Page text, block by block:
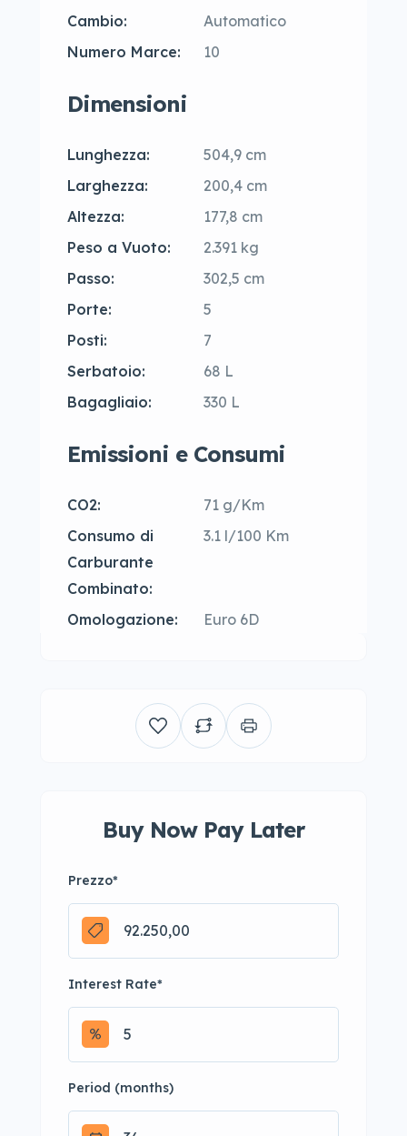
Cambio:
Automatico
Numero Marce:
10
Dimensioni
Lunghezza:
504,9 cm
Larghezza:
200,4 cm
Altezza:
177,8 cm
Peso a Vuoto:
2.391 kg
Passo:
302,5 cm
Porte:
5
Posti:
7
Serbatoio:
68 L
Bagagliaio:
330 L
Emissioni e Consumi
CO2:
71 g/Km
Consumo di
Carburante
Combinato:
3.1 l/100 Km
Omologazione: Euro 6D
Buy Now Pay Later
Prezzo*
Interest Rate*
Period (months)